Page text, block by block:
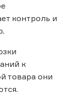
контроль и
к
товара они